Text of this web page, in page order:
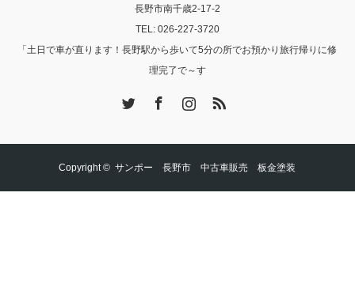
長野市南千歳2-17-2
TEL: 026-227-3720
「土日で車が直ります！長野駅から歩いて5分の所でお預かり旅行帰りに修
理完了で～す
Copyright ©サンポー 長野市 中古車販売 板金塗装